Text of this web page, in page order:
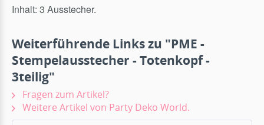
Inhalt: 3 Ausstecher.
Weiterführende Links zu "PME -
Stempelausstecher - Totenkopf -
3teilig"
Fragen zum Artikel?
Weitere Artikel von Party Deko World.